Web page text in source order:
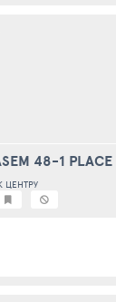
48-1 PLACE
ЦЕНТРУ